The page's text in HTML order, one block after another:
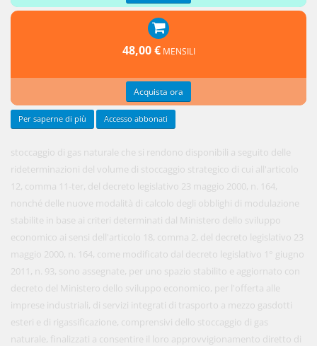
stoccaggio di gas naturale che si rendono disponibili a seguito delle
rideterminazioni del volume di stoccaggio strategico di cui all'articolo
12, comma 11-ter, del decreto legislativo 23 maggio 2000, n. 164,
nonché delle nuove modalità di calcolo degli obblighi di modulazione
stabilite in base ai criteri determinati dal Ministero dello sviluppo
economico ai sensi dell'articolo 18, comma 2, del decreto legislativo 23
maggio 2000, n. 164, come modificato dal decreto legislativo 1° giugno
2011, n. 93, sono assegnate, per uno spazio stabilito e aggiornato con
decreto del Ministero dello sviluppo economico, per l'offerta alle
imprese industriali, di servizi integrati di trasporto a mezzo gasdotti
esteri e di rigassificazione, comprensivi dello stoccaggio di gas
naturale, finalizzati a consentire il loro approvvigionamento diretto di
48,00 € MENSILI
Acquista ora
Per saperne di più Accesso abbonati